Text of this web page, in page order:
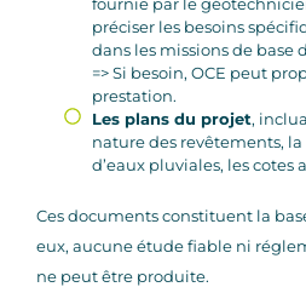
préciser les besoins
dans les missions de base
=> Si besoin, OCE peut
prestation.
Les plans du projet,
nature des revêtements,
d’eaux pluviales, les
Ces documents constituent la
eux, aucune étude fiable ni
ne peut être produite.